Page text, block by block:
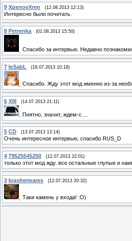
9 XpenovXren (12.08.2013 12:13)
Интересно было почитать.
8 Petrenka (01.08.2013 15:50)
Спасибо за интервью. Недавно
7 IeSabL (18.07.2013 10:18)
Спасибо. Жду этот мод именно из-за
6 XIII (14.07.2013 21:11)
Пнятно, значит, ждем-с....
5 CD (13.07.2013 13:14)
Очень интересное интервью, спасибо RUS_D
4 79525545250 (12.07.2013 22:01)
только этот мод жду. все остальные глупые и
3 krasherwares (12.07.2013 20:32)
Таки камень у входа! :О)